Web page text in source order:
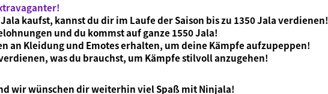
kaufst, kannst du dir im Laufe der Saison bis zu 1350 Jala verdienen!
und du kommst auf ganze 1550 Jala!
an Kleidung und Emotes erhalten, um deine Kämpfe aufzupeppen!
was du brauchst, um Kämpfe stilvoll anzugehen!
wir wünschen dir weiterhin viel Spaß mit Ninjala!